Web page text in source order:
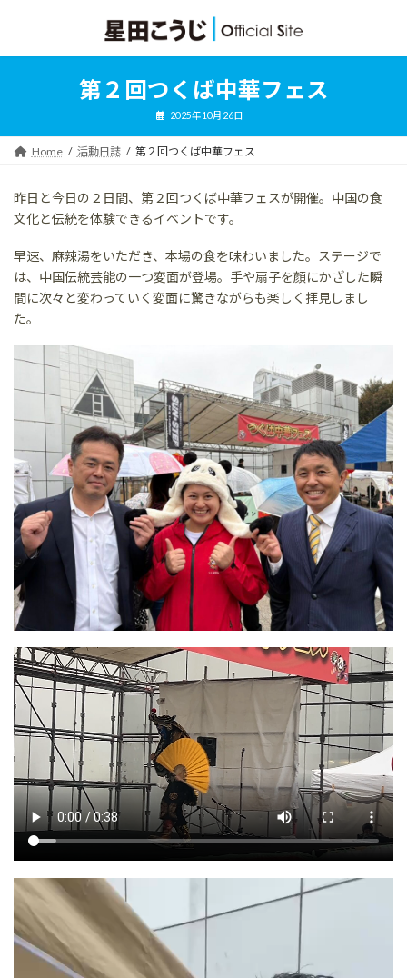
ン
ッ
ー
移
第２回つくば中華フェス
2025年10月26日
Home 活動日誌 第２回つくば中華フェス
昨日と今日の２日間、第２回つくば中華フェスが開催。中国の食
文化と伝統を体験できるイベントです。
早速、麻辣湯をいただき、本場の食を味わいました。ステージで
は、中国伝統芸能の一つ変面が登場。手や扇子を顔にかざした瞬
間に次々と変わっていく変面に驚きながらも楽しく拝見しまし
た。